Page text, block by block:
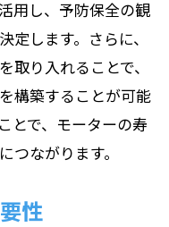
用し、予防保全の観
します。さらに、
取り入れることで、
構築することが可能
とで、モーターの寿
つながります。
性